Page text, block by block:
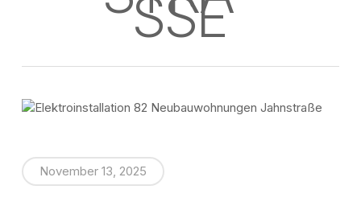
SSE
November 13, 2025